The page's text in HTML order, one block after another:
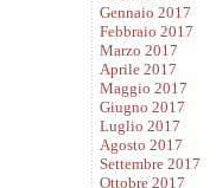
Gennaio 2017
Febbraio 2017
Marzo 2017
Aprile 2017
Maggio 2017
Giugno 2017
Luglio 2017
Agosto 2017
Settembre 2017
Ottobre 2017